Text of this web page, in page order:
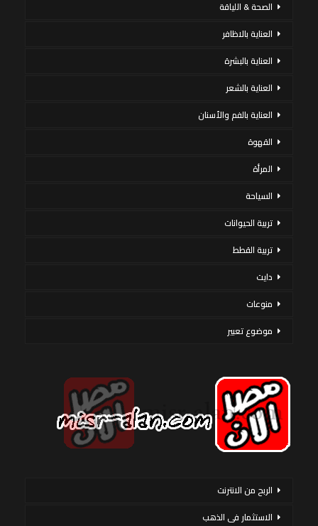
الصحة & اللياقة
العناية بالاظافر
العناية بالبشرة
العناية بالشعر
العناية بالفم والأسنان
القهوة
المرأة
السياحة
تربية الحيوانات
تربية القطط
دايت
منوعات
موضوع تعبير
الربح من الانترنت
الاستثمار فى الذهب